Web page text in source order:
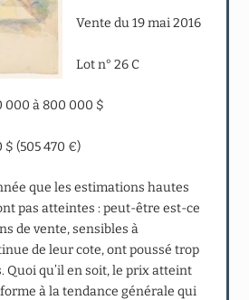
Vente du 19 mai 2016
Lot n° 26 C
000 à 800 000 $
$ (505 470 €)
que les estimations hautes
pas atteintes : peut-être est-ce
de vente, sensibles à
de leur cote, ont poussé trop
Quoi qu’il en soit, le prix atteint
à la tendance générale qui